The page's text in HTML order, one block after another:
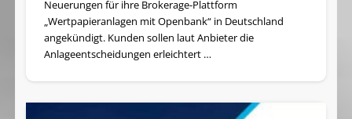
Neuerungen für ihre Brokerage-Plattform
„Wertpapieranlagen mit Openbank“ in Deutschland
angekündigt. Kunden sollen laut Anbieter die
Anlageentscheidungen erleichtert …